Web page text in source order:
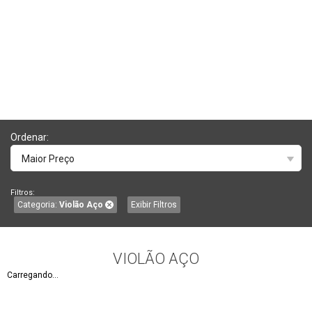
Ordenar:
Maior Preço
Filtros:
Categoria: Violão Aço Exibir Filtros
VIOLÃO AÇO
Carregando...